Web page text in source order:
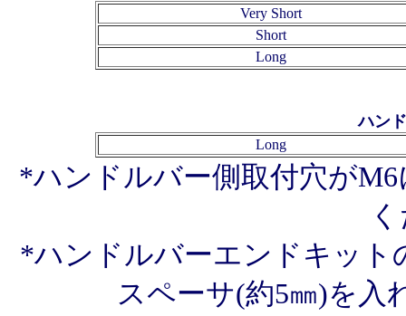
Very Short
Short
Long
ハン
Long
*ハンドルバー側取付穴が
*ハンドルバーエンドキット
スペーサ(約5㎜)を入